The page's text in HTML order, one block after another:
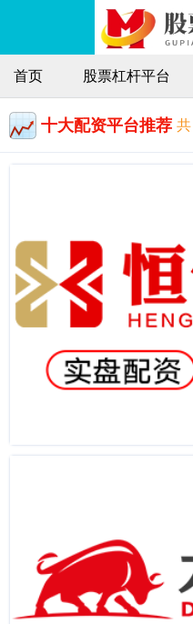
首页 股票杠杆平台
十大配资平台推荐 共